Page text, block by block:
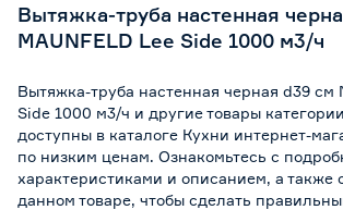
Вытяжка-труба настенная
MAUNFELD Lee Side 1000 м3/ч
Вытяжка-труба настенная черная d39 см
Side 1000 м3/ч и другие товары
доступны в каталоге Кухни интернет-
по низким ценам. Ознакомьтесь с
характеристиками и описанием, а также
данном товаре, чтобы сделать